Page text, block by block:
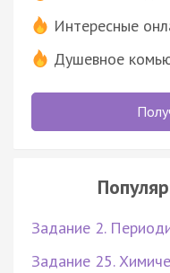
Интересные
Душевное
Задание 2.
Задание 25.